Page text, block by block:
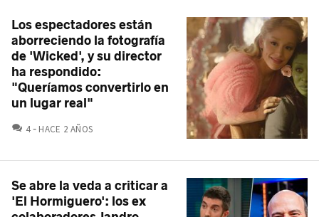
Los espectadores están
aborreciendo la fotografía
de 'Wicked', y su director
ha respondido:
"Queríamos convertirlo en
un lugar real"
4 COMENTARIOS
HACE 2 AÑOS
Se abre la veda a criticar a
'El Hormiguero': los ex